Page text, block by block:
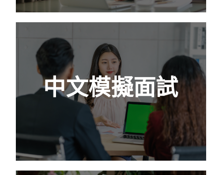
中文模擬面試
中文模擬面試
一個好的自我介紹將在後續與面試官的Q&A環
節中佔據主動且有力的位置。我們會教你如何
找出過往經驗及職缺的關聯性，比較出和其他
人選不同的地方好好包裝。
查看更多